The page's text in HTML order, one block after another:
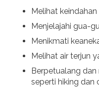
Melihat
Menjelajahi gua-
Menikmati
Melihat air terjun
Berpetualang
seperti hiking dan